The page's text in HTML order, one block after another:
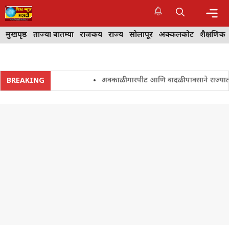
Skip
to
content
मुखपृष्ठ ताज्या बातम्या राजकीय राज्य सोलापूर अक्कलकोट शैक्षणिक
BREAKING अवकाळी गारपीट आणि वादळी पावसाने राज्यातील